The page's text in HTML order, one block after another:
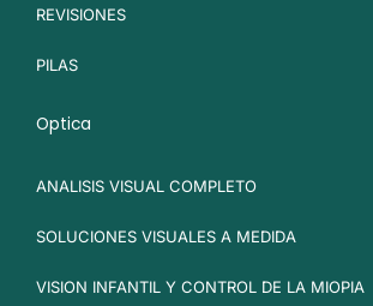
REVISIONES
PILAS
Optica
ANALISIS VISUAL COMPLETO
SOLUCIONES VISUALES A MEDIDA
VISION INFANTIL Y CONTROL DE LA MIOPIA